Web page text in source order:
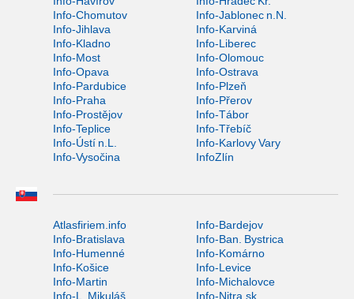
Info-Chomutov
Info-Jablonec n.N.
Info-Jihlava
Info-Karviná
Info-Kladno
Info-Liberec
Info-Most
Info-Olomouc
Info-Opava
Info-Ostrava
Info-Pardubice
Info-Plzeň
Info-Praha
Info-Přerov
Info-Prostějov
Info-Tábor
Info-Teplice
Info-Třebíč
Info-Ústí n.L.
Info-Karlovy Vary
Info-Vysočina
InfoZlín
Atlasfiriem.info
Info-Bardejov
Info-Bratislava
Info-Ban. Bystrica
Info-Humenné
Info-Komárno
Info-Košice
Info-Levice
Info-Martin
Info-Michalovce
Info-L. Mikuláš
Info-Nitra.sk